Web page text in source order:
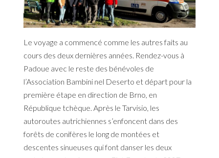
Le voyage a commencé comme les autres faits au
cours des deux dernières années. Rendez-vous à
Padoue avec le reste des bénévoles de
l’Association Bambini nel Deserto et départ pour la
première étape en direction de Brno, en
République tchèque. Après le Tarvisio, les
autoroutes autrichiennes s’enfoncent dans des
forêts de conifères le long de montées et
descentes sinueuses qui font danser les deux